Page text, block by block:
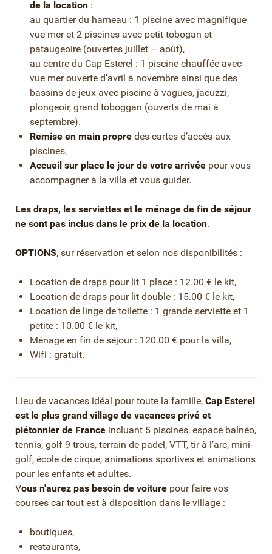
de la location :
au quartier du hameau : 1 piscine avec magnifique
vue mer et 2 piscines avec petit tobogan et
pataugeoire (ouvertes juillet – août),
au centre du Cap Esterel : 1 piscine chauffée avec
vue mer ouverte d'avril à novembre ainsi que des
bassins de jeux avec piscine à vagues, jacuzzi,
plongeoir, grand toboggan (ouverts de mai à
septembre).
Remise en main propre des cartes d’accès aux
piscines,
Accueil sur place le jour de votre arrivée pour vous
accompagner à la villa et vous guider.
Les draps, les serviettes et le ménage de fin de séjour
ne sont pas inclus dans le prix de la location.
OPTIONS, sur réservation et selon nos disponibilités :
Location de draps pour lit 1 place : 12.00 € le kit,
Location de draps pour lit double : 15.00 € le kit,
Location de linge de toilette : 1 grande serviette et 1
petite : 10.00 € le kit,
Ménage en fin de séjour : 120.00 € pour la villa,
Wifi : gratuit.
Lieu de vacances idéal pour toute la famille, Cap Esterel
est le plus grand village de vacances privé et
piétonnier de France incluant 5 piscines, espace balnéo,
tennis, golf 9 trous, terrain de padel, VTT, tir à l’arc, mini-
golf, école de cirque, animations sportives et animations
pour les enfants et adultes.
Vous n'aurez pas besoin de voiture pour faire vos
courses car tout est à disposition dans le village :
boutiques,
restaurants,